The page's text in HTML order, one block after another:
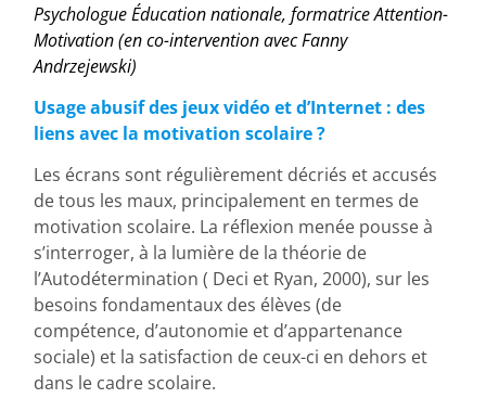
Psychologue Éducation nationale, formatrice Attention-
Motivation (en co-interventionavec Fanny
Andrzejewski)
Usage abusif des jeux vidéo et d’Internet : des
liens avec la motivation scolaire ?
Les écrans sont régulièrement décriés et accusés
de tous les maux, principalement en termes de
motivation scolaire. La réflexion menée pousse à
s’interroger, à la lumière de la théorie de
l’Autodétermination ( Deci et Ryan, 2000), sur les
besoins fondamentaux des élèves (de
compétence, d’autonomie et d’appartenance
sociale) et la satisfaction de ceux-ci en dehors et
dans le cadre scolaire.